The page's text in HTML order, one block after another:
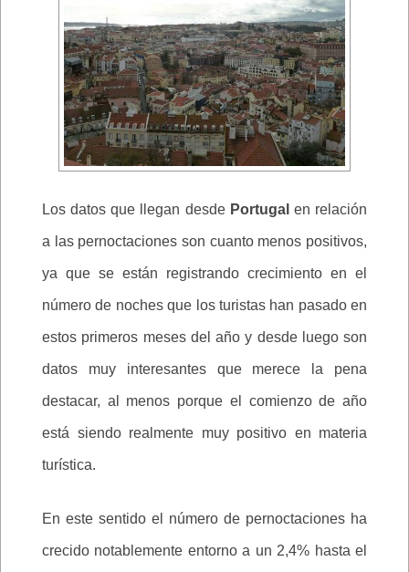
Los datos que llegan desde Portugal en relación
a las pernoctaciones son cuanto menos positivos,
ya que se están registrando crecimiento en el
número de noches que los turistas han pasado en
estos primeros meses del año y desde luego son
datos muy interesantes que merece la pena
destacar, al menos porque el comienzo de año
está siendo realmente muy positivo en materia
turística.
En este sentido el número de pernoctaciones ha
crecido notablemente entorno a un 2,4% hasta el